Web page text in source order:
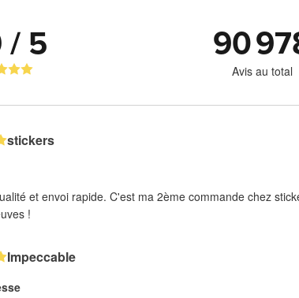
/ 5 90
Avis au total
stickers
et envoi rapide. C'est ma 2ème commande chez
!
Impeccable